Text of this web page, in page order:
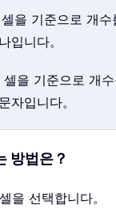
을 기준으로 개
입니다。
셀을 기준으로 개
자입니다。
방법은？
을 선택합니다。